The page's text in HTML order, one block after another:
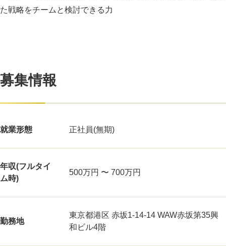
た戦略をチームと検討できる力
募集情報
就業形態 正社員(無期)
年収(フルタイ
ム時)
500万円 〜 700万円
勤務地
東京都港区 赤坂1-14-14 WAW赤坂第35興
和ビル4階